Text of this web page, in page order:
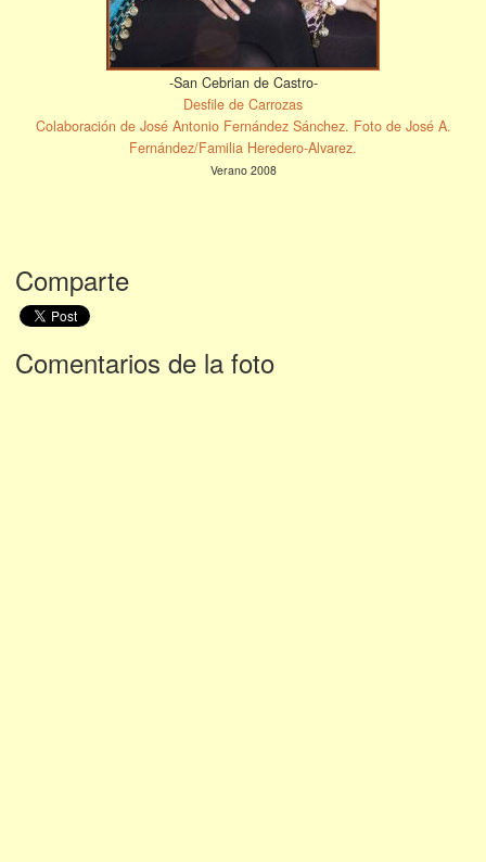
-San Cebrian de Castro-
Desfile de Carrozas
Colaboración de José Antonio Fernández Sánchez. Foto de José A.
Fernández/Familia Heredero-Alvarez.
Verano 2008
Comparte
Comentarios de la foto